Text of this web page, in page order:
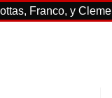
y Clement,